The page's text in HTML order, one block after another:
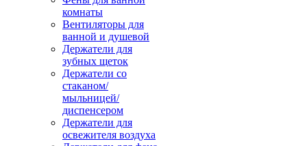
комнаты
Вентиляторы для
ванной и душевой
Держатели для
зубных щеток
Держатели со
стаканом/
мыльницей/
диспенсером
Держатели для
освежителя воздуха